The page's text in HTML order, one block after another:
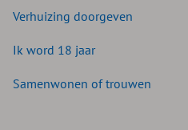
Verhuizing doorgeven
Ik word 18 jaar
Samenwonen of trouwen